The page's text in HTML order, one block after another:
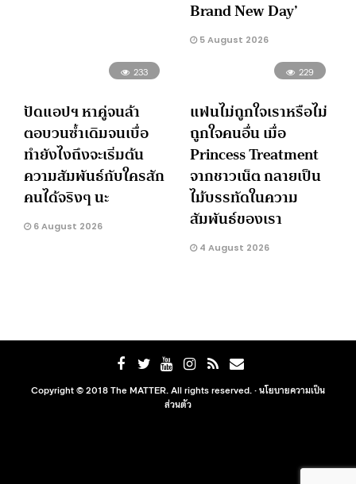
Brand New Day’
5 August 2026
233
ปัดแอปฯ หาคู่จนล้า
ตอบวนซ้ำเดิมจนเบื่อ
ทำยังไงถึงจะเริ่มต้น
ความสัมพันธ์กับใครสัก
คนได้จริงๆ นะ
6 August 2026
229
แฟนไม่ถูกใจเราหรือไม่
ถูกใจคนอื่น เมื่อ
Princess Treatment
จากชาวเน็ต กลายเป็น
ไม้บรรทัดในความ
สัมพันธ์ของเรา
4 August 2026
Copyright © 2018 The MATTER. All rights reserved. ·นโยบายความเป็น
ส่วนตัว